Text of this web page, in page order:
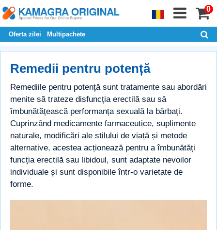
0
Oferta zilei Multipachete
Remedii pentru potență
Remediile pentru potență sunt tratamente sau abordări
menite să trateze disfuncția erectilă sau să
îmbunătățească performanța sexuală la bărbați.
Cuprinzând medicamente farmaceutice, suplimente
naturale, modificări ale stilului de viață și metode
alternative, acestea acționează pentru a îmbunătăți
funcția erectilă sau libidoul, sunt adaptate nevoilor
individuale și sunt disponibile într-o varietate de
forme.